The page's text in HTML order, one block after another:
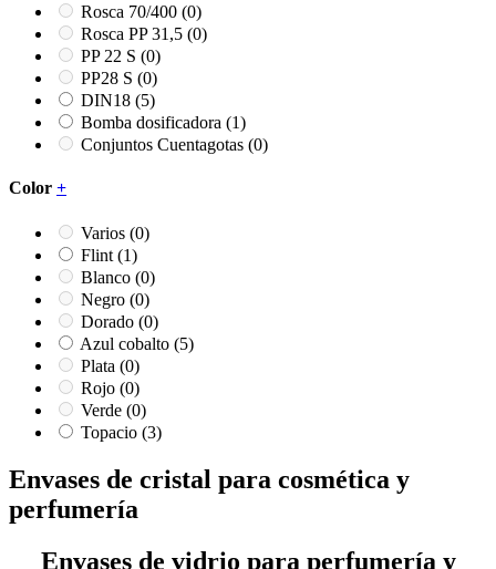
Rosca 70/400 (0)
Rosca PP 31,5 (0)
PP 22 S (0)
PP28 S (0)
DIN18 (5)
Bomba dosificadora (1)
Conjuntos Cuentagotas (0)
Color +
Varios (0)
Flint (1)
Blanco (0)
Negro (0)
Dorado (0)
Azul cobalto (5)
Plata (0)
Rojo (0)
Verde (0)
Topacio (3)
Envases de cristal para cosmética y
perfumería
Envases de vidrio para perfumería y